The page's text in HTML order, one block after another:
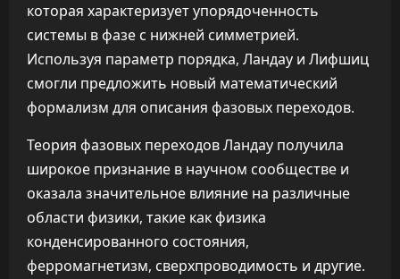
которая характеризует упорядоченность
системы в фазе с нижней симметрией.
Используя параметр порядка, Ландау и Лифшиц
смогли предложить новый математический
формализм для описания фазовых переходов.
Теория фазовых переходов Ландау получила
широкое признание в научном сообществе и
оказала значительное влияние на различные
области физики, такие как физика
конденсированного состояния,
ферромагнетизм, сверхпроводимость и другие.